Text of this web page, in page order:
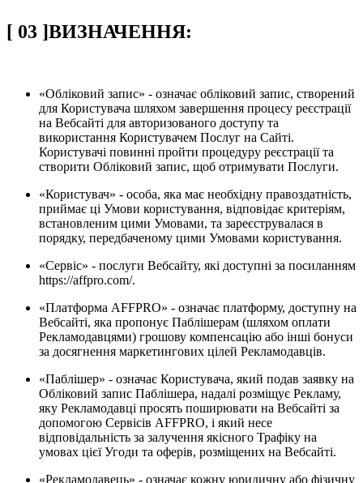
[ 03 ]ВИЗНАЧЕННЯ:
«Обліковий запис» - означає обліковий запис, створений
для Користувача шляхом завершення процесу реєстрації
на Вебсайті для авторизованого доступу та
використання Користувачем Послуг на Сайті.
Користувачі повинні пройти процедуру реєстрації та
створити Обліковий запис, щоб отримувати Послуги.
«Користувач» - особа, яка має необхідну правоздатність,
приймає ці Умови користування, відповідає критеріям,
встановленим цими Умовами, та зареєструвалася в
порядку, передбаченому цими Умовами користування.
«Сервіс» - послуги Вебсайту, які доступні за посиланням
https://affpro.com/.
«Платформа AFFPRO» - означає платформу, доступну на
Вебсайті, яка пропонує Паблішерам (шляхом оплати
Рекламодавцями) грошову компенсацію або інші бонуси
за досягнення маркетингових цілей Рекламодавців.
«Паблішер» - означає Користувача, який подав заявку на
Обліковий запис Паблішера, надалі розміщує Рекламу,
яку Рекламодавці просять поширювати на Вебсайті за
допомогою Сервісів AFFPRO, і який несе
відповідальність за залучення якісного Трафіку на
умовах цієї Угоди та оферів, розміщених на Вебсайті.
«Рекламодавець» - означає кожну юридичну або фізичну